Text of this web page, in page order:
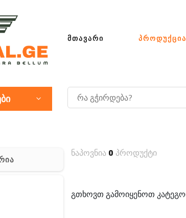
ᲛᲗᲐᲕᲐᲠᲘ ᲞᲠᲝᲓᲣᲥᲪᲘᲐ
ნაპოვნია0 პროდუქტი
გთხოვთ გამოიყენოთ